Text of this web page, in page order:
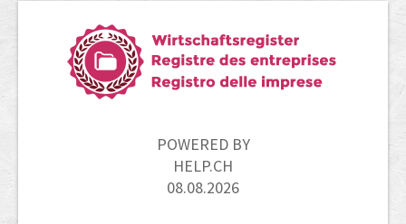
POWERED BY
HELP.CH
08.08.2026